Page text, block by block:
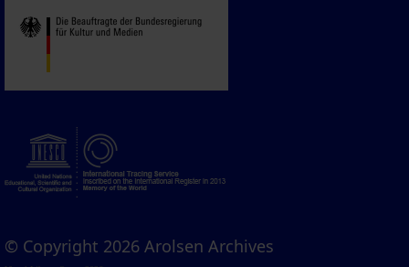
© Copyright 2026 Arolsen Archives